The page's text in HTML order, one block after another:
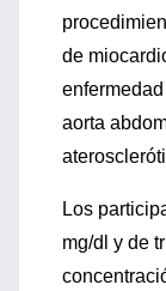
de
aorta
Los
mg/dl y de